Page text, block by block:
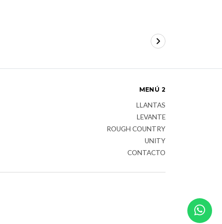
MENÚ 2
LLANTAS
LEVANTE
ROUGH COUNTRY
UNITY
CONTACTO